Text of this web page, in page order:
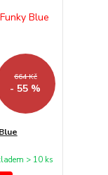
664 Kč
- 55 %
> 10 ks